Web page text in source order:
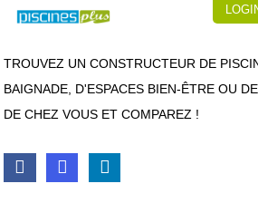
TROUVEZ UN CONSTRUCTEUR DE
BAIGNADE, D'ESPACES BIEN-ÊTRE OU
DE CHEZ VOUS ET COMPAREZ !